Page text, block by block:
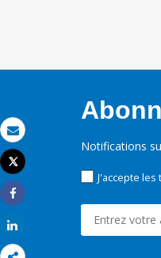
Email
Imprimer
Tweet
Share
Notifications
J'accepte les